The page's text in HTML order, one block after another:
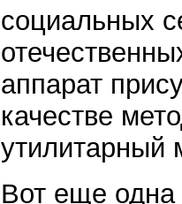
социальных
аппарат
качестве
утилитарный
Вот еще одна